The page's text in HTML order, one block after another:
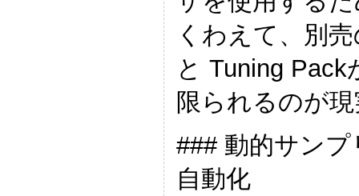
くわえて、別
と Tuning
限られるのが
### 動的サン
自動化